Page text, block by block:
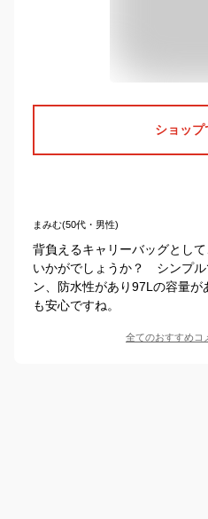
ショップ
まみむ(50代・男性)
背負えるキャリーバッグとし
いかがでしょうか？ シンプル
ン、防水性があり97Lの容量
も安心ですね。
全てのおすすめコ